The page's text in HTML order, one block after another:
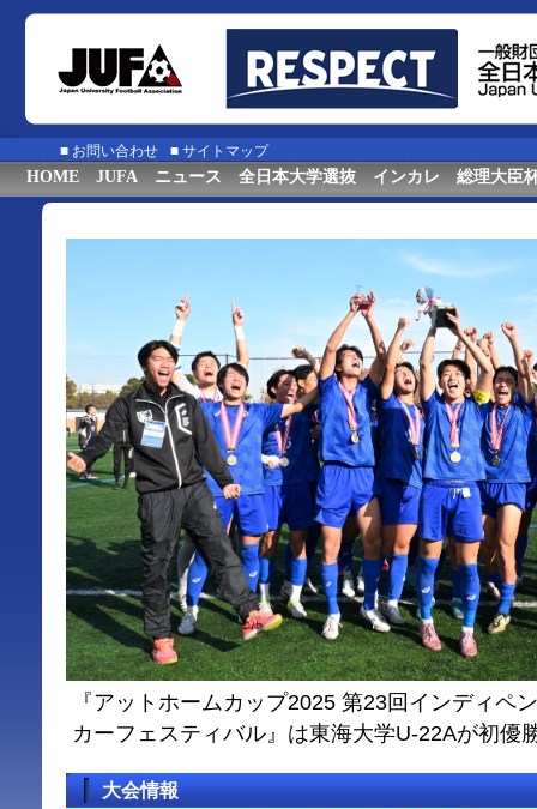
■ お問い合わせ ■ サイトマップ
HOME JUFA ニュース 全日本大学選抜 インカレ 総理大臣
『アットホームカップ2025 第23回インディペ
カーフェスティバル』は東海大学U-22Aが初優
大会情報